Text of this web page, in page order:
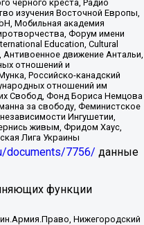
черного креста, Радио
изучения Восточной Европы,
Мобильная академия
Форум имени
Education, Cultural
движение Антальи,
отношений и
Российско-канадский
отношений им
Свобод, Фонд Бориса Немцова
за свободу, Феминистское
Ингушетии,
живым, Фридом Хаус,
Лига Украины
documents/7756/ данные
функции
Нижегородский